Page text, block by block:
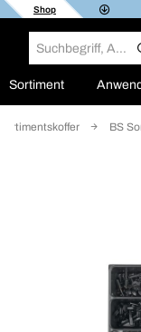
Shop
Sortiment
BS